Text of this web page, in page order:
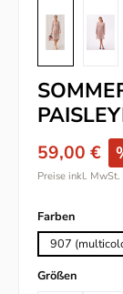
59,00 €
Preise inkl.
Farben
907
Größen